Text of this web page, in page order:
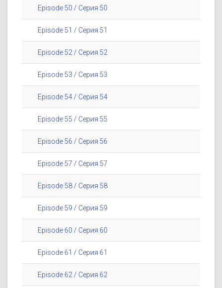
Episode 50 / Серия 50
Episode 51 / Серия 51
Episode 52 / Серия 52
Episode 53 / Серия 53
Episode 54 / Серия 54
Episode 55 / Серия 55
Episode 56 / Серия 56
Episode 57 / Серия 57
Episode 58 / Серия 58
Episode 59 / Серия 59
Episode 60 / Серия 60
Episode 61 / Серия 61
Episode 62 / Серия 62